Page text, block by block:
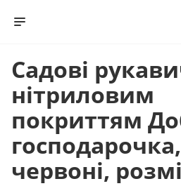
Садові
нітриловим
покриттям
господарочка,
червоні,